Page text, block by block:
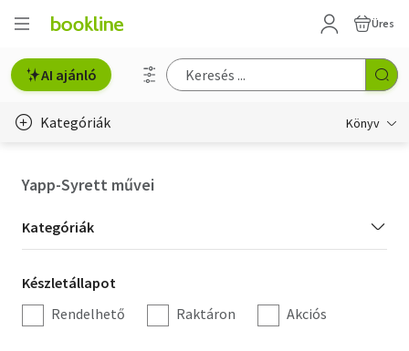
Üres
AI ajánló
Kategóriák Könyv
Hobbi, szabadidő
Irodalom
Yapp-Syrett művei
Kategória
szűrés
Kategóriák
Készletállapot
szűrés
Készletállapot
Rendelhető
Raktáron Akciós